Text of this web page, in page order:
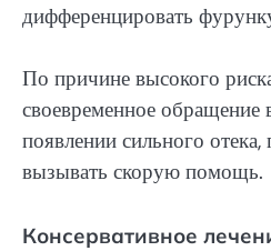
дифференцировать
По причине высокого
своевременное
появлении сильного
вызывать скорую помощь.
Консервативное